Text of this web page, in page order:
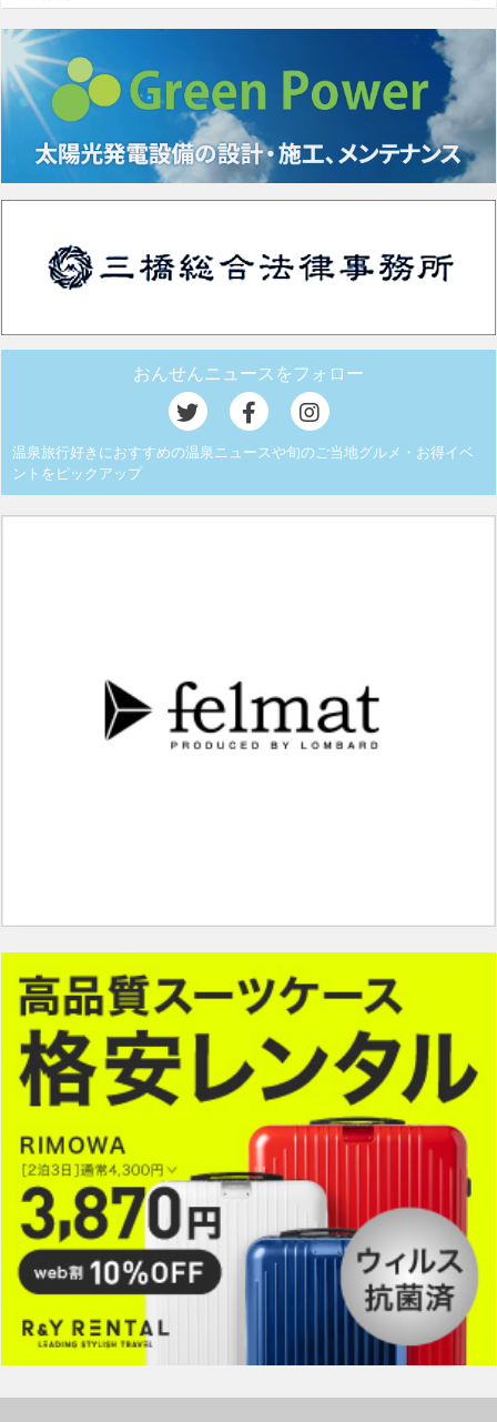
おんせんニュースをフォロー
温泉旅行好きにおすすめの温泉ニュースや旬のご当地グルメ・お得イベ
ントをピックアップ